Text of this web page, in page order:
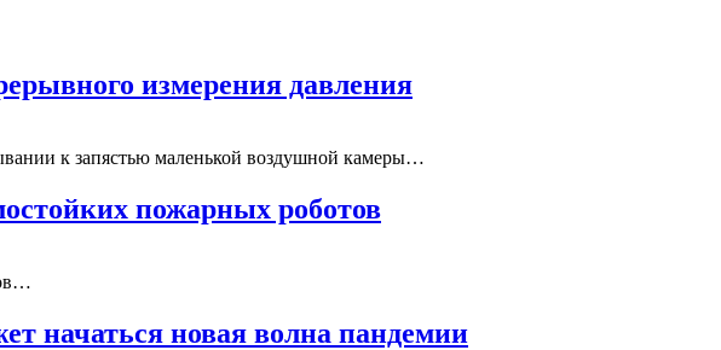
измерения давления
к запястью маленькой воздушной камеры…
пожарных роботов
начаться новая волна пандемии